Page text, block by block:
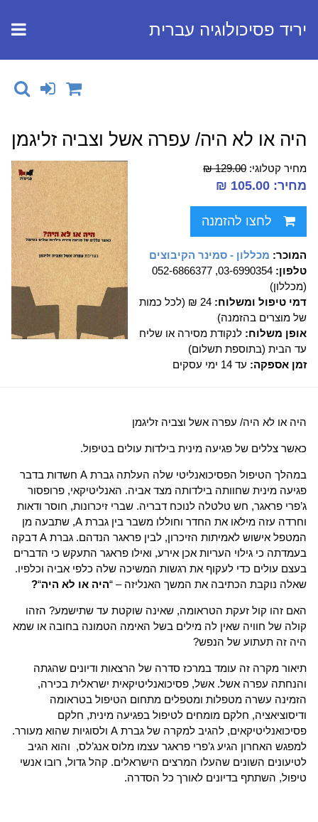
יריד פסיכולוגיה עברית
היה או לא היה/ עפרה אשל וצביה זליגמן
מחיר קטלוגי: 129.00 ₪
מחיר: 105.00 ₪
לחצו להזמנה
המוכר: מכללון - סמינר הקיבוצים
טלפון:
03-6990354, 052-6866377
(מכללון)
דמי טיפול ומשלוח:
24 ₪ (לכל כמות
של מוצרים בהזמנה)
אופן משלוח: לנקודת מסירה או שליח
עד הבית (בתוספת תשלום)
זמן אספקה: עד 14 ימי עסקים
היה או לא היה/ עפרה אשל וצביה זליגמן
כאשר צללים של פגיעה מינית בילדות עולים בטיפול.
במהלך הטיפול הפסיכואנליטי שלה העלתה גברת A חשדות בדבר
פגיעה מינית שחוותה בילדותה מצד אביה. האנליטיקאי, פרופסור
ג’פרי פראגר, חש טלטלה לנוכח דבריה. שברי זיכרונות, חוסר ודאות
וחרדה עזה מילאו את החדר וחוללו משבר בין גברת A, שתבעה מן
המטפל אישוש לאמיתות הזיכרון, לבין פראגר הנדהם. גברת A דבקה
בעמדתה כי גילוי העריות אכן אירע, ואילו פראגר התעקש כי הדברים
בעצם עולים כדי לעקוף את רגשות המשיכה שלה כלפי אביה וכלפיו.
שאלה נוקבת הכתיבה את המשך האנליזה – “היה או לא היה“
?
האם זהו קול זעקת הטראומה, שאינה שוקטת עד שתישמע? הזהו
קולה של חוויה שאין לה מילים בשל האימה הטמונה בחובה או שמא
היה זה תעתוע של הנפש?
תיאור מקרה זה עומד במרכז סדרה של הרצאות ודיונים שהגתה
והנחתה עפרה אשל. אשל, פסיכואנליטיקאית ישראלית בכירה,
הזמינה עשרה מטפלות ומטפלים מתחום הטיפול בטראומה
ודיסוציאציה, חלקם מומחים לטיפול בפגיעה מינית, חלקם
פסיכואנליטיקאים, להגיב למקרה של גברת A ולסוגיות שהוא מעורר.
למפגש האחרון הגיע ג’פרי פראגר עצמו מלוס אנג’לס, והוא הגיב
לטיעונים השונים שהעלו המרצים הישראלים. קהל גדול, רובו אנשי
טיפול, השתתף בדיונים לאורך כל הסדרה.